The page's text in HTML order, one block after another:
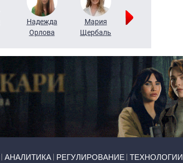
Надежда
Орлова
Мария
Щербаль
АНАЛИТИКА РЕГУЛИРОВАНИЕ ТЕХНОЛОГИИ